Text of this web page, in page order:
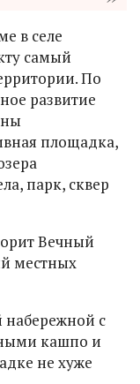
в селе
самый
По
развитие
площадка,
парк, сквер
Вечный
местных
с
кашпо и
не хуже